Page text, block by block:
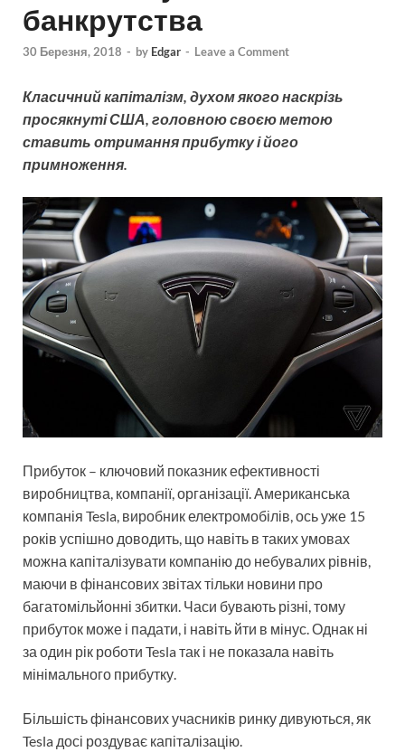
банкрутства
30 Березня, 2018 - by Edgar - Leave a Comment
Класичний капіталізм, духом якого наскрізь
просякнуті США, головною своєю метою
ставить отримання прибутку і його
примноження.
Прибуток – ключовий показник ефективності
виробництва, компанії, організації. Американська
компанія Tesla, виробник електромобілів, ось уже 15
років успішно доводить, що навіть в таких умовах
можна капіталізувати компанію до небувалих рівнів,
маючи в фінансових звітах тільки новини про
багатомільйонні збитки. Часи бувають різні, тому
прибуток може і падати, і навіть йти в мінус. Однак ні
за один рік роботи Tesla так і не показала навіть
мінімального прибутку.
Більшість фінансових учасників ринку дивуються, як
Tesla досі роздуває капіталізацію.